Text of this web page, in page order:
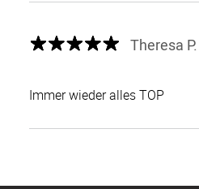
Theresa P.
Immer wieder alles TOP